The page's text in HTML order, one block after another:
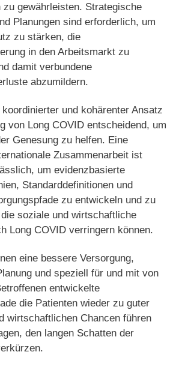
zu gewährleisten. Strategische
Planungen sind erforderlich, um
zu stärken, die
in den Arbeitsmarkt zu
damit verbundene
abzumildern.
und kohärenter Ansatz
von Long COVID entscheidend, um
Genesung zu helfen. Eine
Zusammenarbeit ist
um evidenzbasierte
Standarddefinitionen und
zu entwickeln und zu
soziale und wirtschaftliche
Long COVID verringern können.
eine bessere Versorgung,
und speziell für und mit von
entwickelte
die Patienten wieder zu guter
wirtschaftlichen Chancen führen
den langen Schatten der